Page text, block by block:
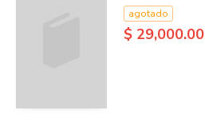
agotado
$ 29,000.00